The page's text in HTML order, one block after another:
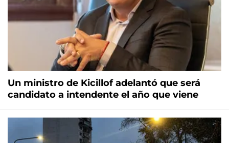
Un ministro de Kicillof adelantó que será
candidato a intendente el año que viene